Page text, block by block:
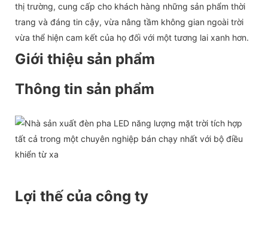
thị trường, cung cấp cho khách hàng những sản phẩm thời
trang và đáng tin cậy, vừa nâng tầm không gian ngoài trời
vừa thể hiện cam kết của họ đối với một tương lai xanh hơn.
Giới thiệu sản phẩm
Thông tin sản phẩm
Lợi thế của công ty